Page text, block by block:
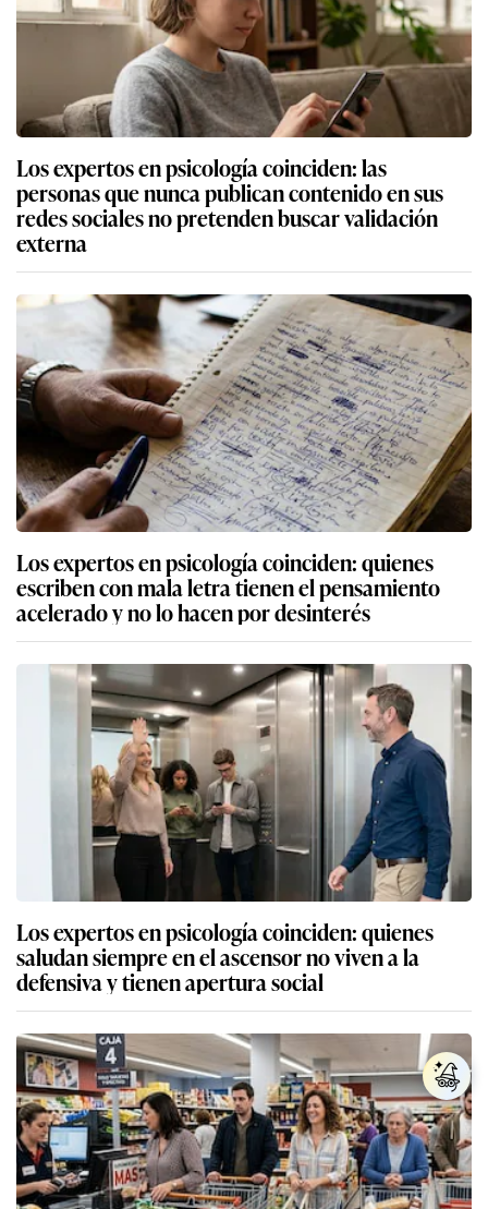
Los expertos en psicología coinciden: las
personas que nunca publican contenido en sus
redes sociales no pretenden buscar validación
externa
Los expertos en psicología coinciden: quienes
escriben con mala letra tienen el pensamiento
acelerado y no lo hacen por desinterés
Los expertos en psicología coinciden: quienes
saludan siempre en el ascensor no viven a la
defensiva y tienen apertura social